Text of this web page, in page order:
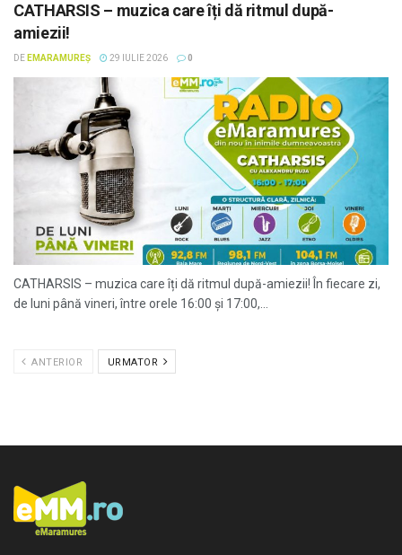
CATHARSIS – muzica care îți dă ritmul după-
amiezii!
DE EMARAMUREȘ 29 IULIE 2026 0
CATHARSIS – muzica care îți dă ritmul după-amiezii! În fiecare zi,
de luni până vineri, între orele 16:00 și 17:00,...
ANTERIOR URMATOR